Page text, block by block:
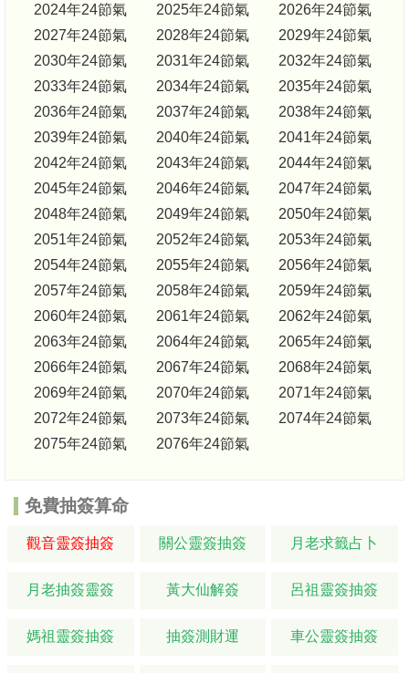
2024年24節氣
2025年24節氣
2026年24節氣
2027年24節氣
2028年24節氣
2029年24節氣
2030年24節氣
2031年24節氣
2032年24節氣
2033年24節氣
2034年24節氣
2035年24節氣
2036年24節氣
2037年24節氣
2038年24節氣
2039年24節氣
2040年24節氣
2041年24節氣
2042年24節氣
2043年24節氣
2044年24節氣
2045年24節氣
2046年24節氣
2047年24節氣
2048年24節氣
2049年24節氣
2050年24節氣
2051年24節氣
2052年24節氣
2053年24節氣
2054年24節氣
2055年24節氣
2056年24節氣
2057年24節氣
2058年24節氣
2059年24節氣
2060年24節氣
2061年24節氣
2062年24節氣
2063年24節氣
2064年24節氣
2065年24節氣
2066年24節氣
2067年24節氣
2068年24節氣
2069年24節氣
2070年24節氣
2071年24節氣
2072年24節氣
2073年24節氣
2074年24節氣
2075年24節氣
2076年24節氣
免費抽簽算命
觀音靈簽抽簽 關公靈簽抽簽 月老求籤占卜
月老抽簽靈簽 黃大仙解簽 呂祖靈簽抽簽
媽祖靈簽抽簽 抽簽測財運 車公靈簽抽簽